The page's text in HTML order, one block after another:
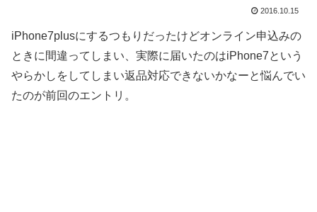
2016.10.15
iPhone7plusにするつもりだったけどオンライン申込みの
ときに間違ってしまい、実際に届いたのはiPhone7という
やらかしをしてしまい返品対応できないかなーと悩んでい
たのが前回のエントリ。